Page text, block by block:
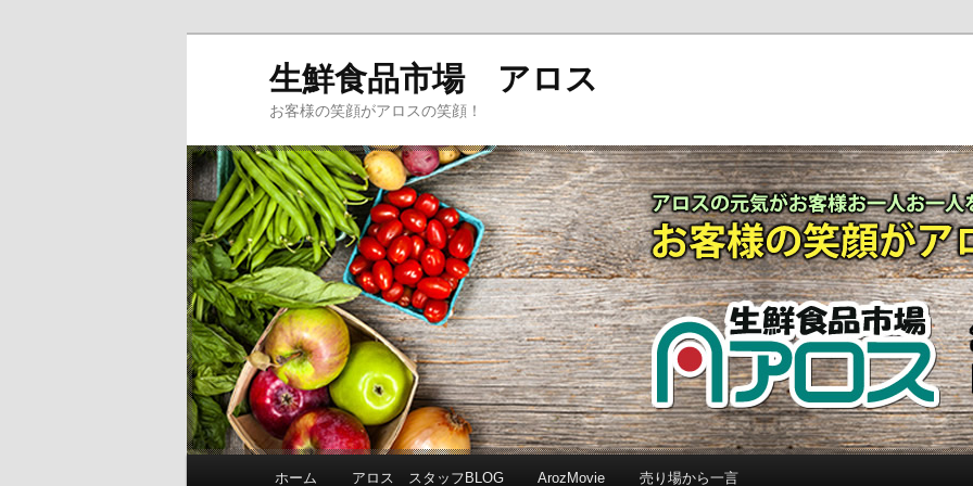
生鮮食品市場 アロス
お客様の笑顔がアロスの笑顔！
メインコンテンツへ移動
サブコンテンツへ移動
ホーム アロス スタッフBLOG ArozMovie 売り場から一言